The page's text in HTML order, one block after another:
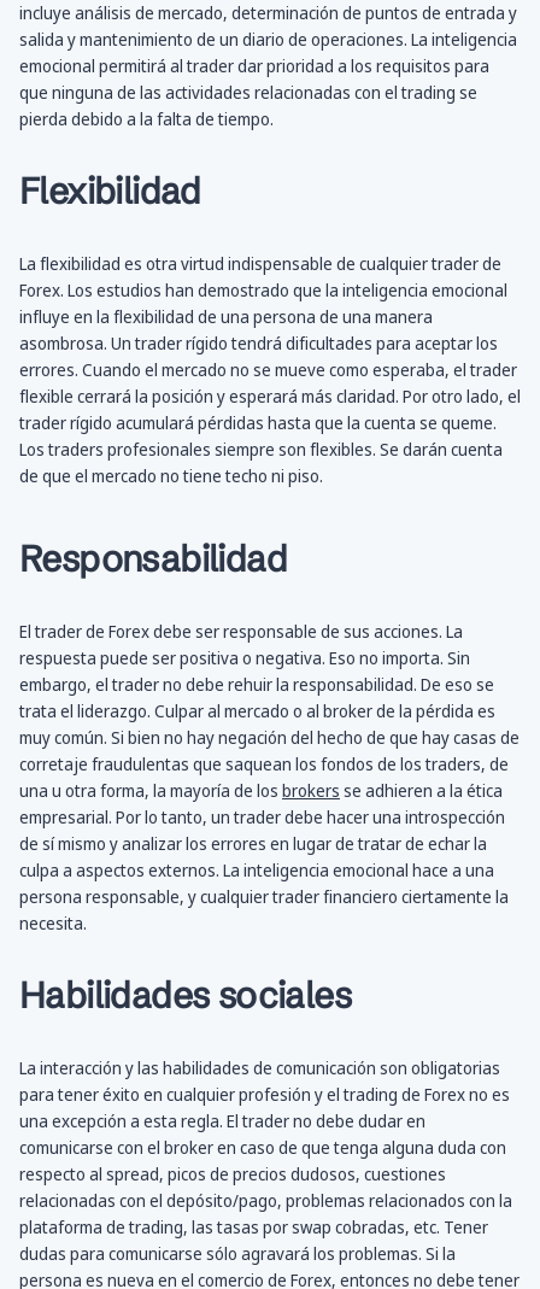
incluye análisis de mercado, determinación de puntos de entrada y
salida y mantenimiento de un diario de operaciones. La inteligencia
emocional permitirá al trader dar prioridad a los requisitos para
que ninguna de las actividades relacionadas con el trading se
pierda debido a la falta de tiempo.
Flexibilidad
La flexibilidad es otra virtud indispensable de cualquier trader de
Forex. Los estudios han demostrado que la inteligencia emocional
influye en la flexibilidad de una persona de una manera
asombrosa. Un trader rígido tendrá dificultades para aceptar los
errores. Cuando el mercado no se mueve como esperaba, el trader
flexible cerrará la posición y esperará más claridad. Por otro lado, el
trader rígido acumulará pérdidas hasta que la cuenta se queme.
Los traders profesionales siempre son flexibles. Se darán cuenta
de que el mercado no tiene techo ni piso.
Responsabilidad
El trader de Forex debe ser responsable de sus acciones. La
respuesta puede ser positiva o negativa. Eso no importa. Sin
embargo, el trader no debe rehuir la responsabilidad. De eso se
trata el liderazgo. Culpar al mercado o al broker de la pérdida es
muy común. Si bien no hay negación del hecho de que hay casas de
corretaje fraudulentas que saquean los fondos de los traders, de
una u otra forma, la mayoría de los brokers se adhieren a la ética
empresarial. Por lo tanto, un trader debe hacer una introspección
de sí mismo y analizar los errores en lugar de tratar de echar la
culpa a aspectos externos. La inteligencia emocional hace a una
persona responsable, y cualquier trader financiero ciertamente la
necesita.
Habilidades sociales
La interacción y las habilidades de comunicación son obligatorias
para tener éxito en cualquier profesión y el trading de Forex no es
una excepción a esta regla. El trader no debe dudar en
comunicarse con el broker en caso de que tenga alguna duda con
respecto al spread, picos de precios dudosos, cuestiones
relacionadas con el depósito/pago, problemas relacionados con la
plataforma de trading, las tasas por swap cobradas, etc. Tener
dudas para comunicarse sólo agravará los problemas. Si la
persona es nueva en el comercio de Forex, entonces no debe tener